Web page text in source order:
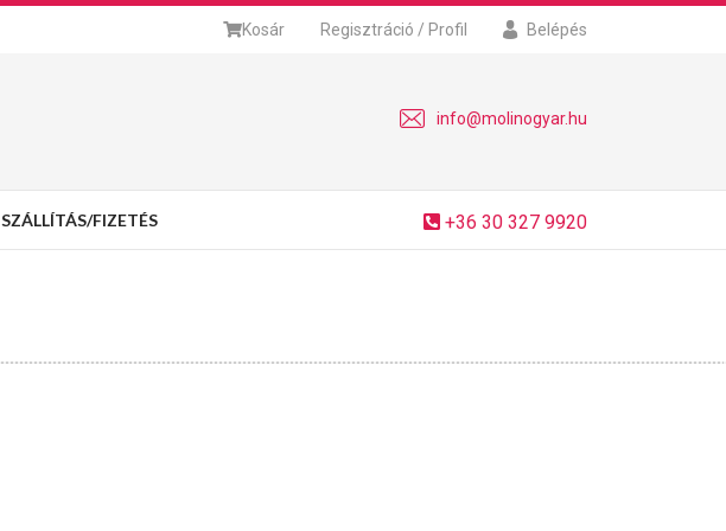
Kosár Regisztráció / Profil Belépés
info@molinogyar.hu
+36 30 327 9920
SZÁLLÍTÁS/FIZETÉS